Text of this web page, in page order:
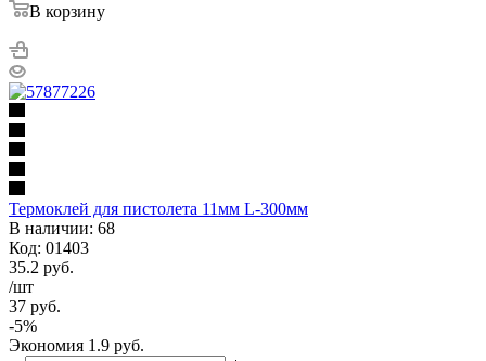
В корзину
Термоклей для пистолета 11мм L-300мм
В наличии: 68
Код: 01403
35.2 руб.
/шт
37 руб.
-5%
Экономия 1.9 руб.